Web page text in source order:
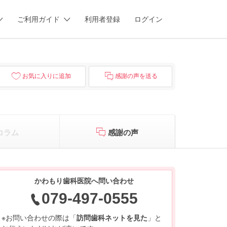
ご利用ガイド 利用者登録 ログイン
お気に入りに追加 感謝の声を送る
ラム 感謝の声
かわもり歯科医院へ問い合わせ
079-497-0555
※お問い合わせの際は「訪問歯科ネットを見た 」と